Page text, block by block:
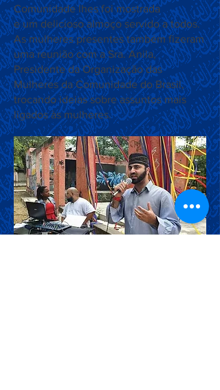
Comunidade lhes foi mostrada
e um delicioso almoço servido a todos.
As mulheres presentes também fizeram
uma reunião com a Sra. Anila,
Presidente da Organização das
Mulheres da Comunidade do Brasil,
trocando ideias sobre assuntos mais
ligados às mulheres.